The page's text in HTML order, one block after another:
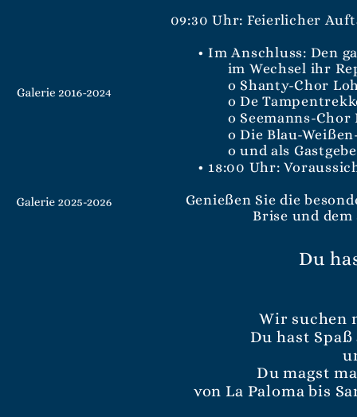
Du
Wir suchen
Du hast
Du magst
von La Paloma bis
09:30 Uhr: Feierlicher
• Im Anschluss: Den
im Wechsel ihr
o Shanty-Chor
o De
o Seemanns-Chor
o Die Blau-
o und als
• 18:00 Uhr:
Genießen Sie die
Brise und